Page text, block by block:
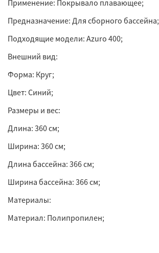
Применение: Покрывало плавающее;
Предназначение: Для сборного бассейна;
Подходящие модели: Azuro 400;
Внешний вид:
Форма: Круг;
Цвет: Синий;
Размеры и вес:
Длина: 360 см;
Ширина: 360 см;
Длина бассейна: 366 см;
Ширина бассейна: 366 см;
Материалы:
Материал: Полипропилен;